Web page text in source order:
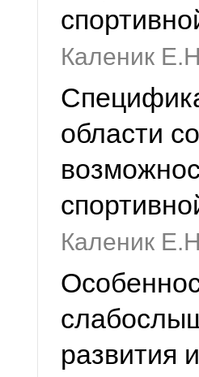
Каленик
области
Каленик
развития